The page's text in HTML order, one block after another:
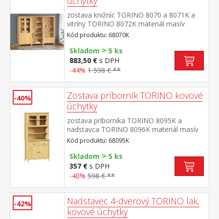
zostava knižníc TORINO 8070 a 8071K a
vitríny TORINO 8072K materiál masív
borovica, lakované prevedenie kovové
úchytky vo farebnom prevedení černená
mosadz knižnica 8070: štyri police knižnica
8071K: tri police, dve zásuvky s kovovými
pojazdmi vitrína 8072K: dvoje čiastočne
8070 (š/h/v) 85 × 37 × 190 cm rozmer
knižnice 8071K (š/h/v) 85 × 37 × 190
cm rozmer vitríny 8072K (š/h/v) 85 × 37 ×
190 cm
Kód produktu: 68070K
Skladom > 5 ks
883,50 € s DPH
-44% 1 598 € **
-40%
Zostava príborník TORINO kovové
úchytky
zostava príborníka TORINO 8095K a
nadstavca TORINO 8096K materiál masív
borovica, lakované prevedenie kovové
úchytky vo farebnom prevedení černená
mosadz príborník: 2 zásuvky s kovovými
pojazdmi, 2 plné dvere, 1 polica nadstavec:
2 presklené dvere, 1 polica rozmer
nadstavca (š/h/v) 90 × 33 × 100 cm
Kód produktu: 68095K
Skladom > 5 ks
357 € s DPH
-40% 598 € **
-42%
Nadstavec 4-dverový TORINO lak,
kovové úchytky